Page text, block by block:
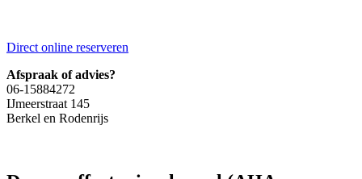
Direct online reserveren
Afspraak of advies?
06-15884272
IJmeerstraat 145
Berkel en Rodenrijs